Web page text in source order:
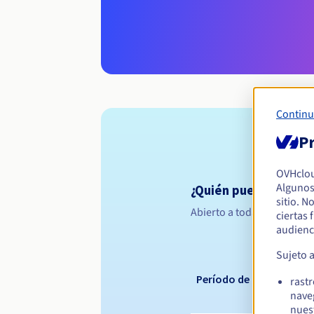
¿Quién puede
Abierto a todas las
Período de registro
sitio.
ciertas
Sujeto